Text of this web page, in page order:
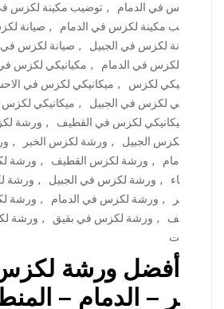
س في الدمام
, توضيب مكينة لكزس
ب مكينة لكزس في الدمام
, صيانة
نة لكزس في الجبيل
, صيانة لكزس في
لكزس في الدمام
, مكيانيكي لكزس في
يكي لكزس
, ميكانيكي لكزس في
ي لكزس في الجبيل
, ميكانيكي لكزس
يكانيكي لكزس في القطيف
, ورشة
كزس الجبيل
, ورشة لكزس الخبر ,
مام
, ورشة لكزس القطيف , ورشة
اء
, ورشة لكزس في الجبيل , ورشة
ر
, ورشة لكزس في الدمام , ورشة
ف
, ورشة لكزس في بقيق , ورشة
ت
أفضل ورشة
ر – الدمام –